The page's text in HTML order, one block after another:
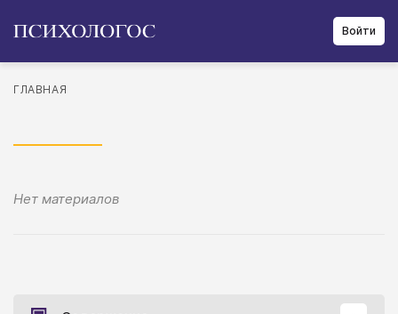
Войти
ГЛАВНАЯ
Нет материалов